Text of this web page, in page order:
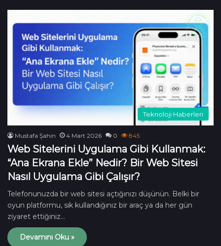
Teknoloji Haberleri
Mustafa Şahin 4 Mart 2026 0 845
Web Sitelerini Uygulama Gibi Kullanmak:
“Ana Ekrana Ekle” Nedir? Bir Web Sitesi
Nasıl Uygulama Gibi Çalışır?
Telefonunuzda bir web sitesi açtığınızı düşünün. Belki bir
oyun platformu, sık kullandığınız bir araç ya da her gün
ziyaret ettiğiniz…
Devamını Oku »